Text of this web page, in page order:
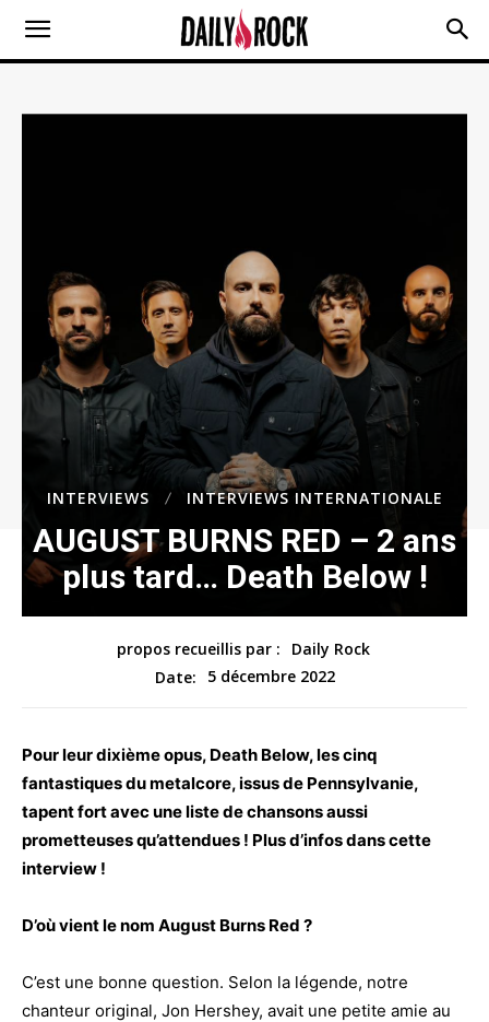
INTERVIEWS INTERVIEWS INTERNATIONALE
AUGUST BURNS RED – 2 ans
plus tard… Death Below !
propos recueillis par :
Daily Rock
Date:
5 décembre 2022
Pour leur dixième opus, Death Below, les cinq
fantastiques du metalcore, issus de Pennsylvanie,
tapent fort avec une liste de chansons aussi
prometteuses qu’attendues ! Plus d’infos dans cette
interview !
D’où vient le nom August Burns Red ?
C’est une bonne question. Selon la légende, notre
chanteur original, Jon Hershey, avait une petite amie au